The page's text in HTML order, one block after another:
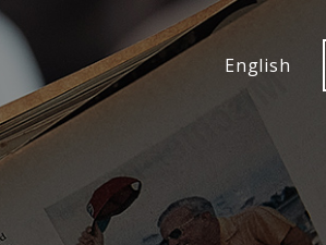
English